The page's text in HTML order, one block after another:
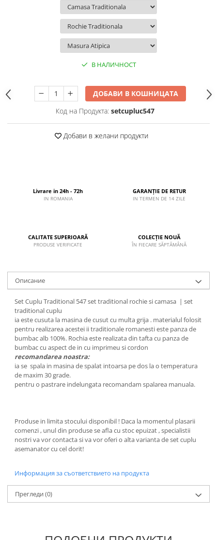
В НАЛИЧНОСТ
ДОБАВИ В КОШНИЦАТА
Код на Продукта: setcupluc547
Добави в желани продукти
Livrare in 24h - 72h
IN ROMANIA
GARANȚIE DE RETUR
IN TERMEN DE 14 ZILE
CALITATE SUPERIOARĂ
PRODUSE VERIFICATE
COLECȚIE NOUĂ
ÎN FIECARE SĂPTĂMÂNĂ
Описание
Set Cuplu Traditional 547 set traditional rochie si camasa | set
traditional cuplu
ia este cusuta la masina de cusut cu multa grija . materialul folosit
pentru realizarea acestei ii traditionale romanesti este panza de
bumbac alb 100%. Rochia este realizata din tafta cu panza de
bumbac cu aspect de in cu imprimeu si cordon
recomandarea noastra:
ia se spala in masina de spalat intoarsa pe dos la o temperatura
de maxim 30 grade.
pentru o pastrare indelungata recomandam spalarea manuala.
Produse in limita stocului disponibil ! Daca la momentul plasarii
comenzi , unul din produse se afla cu stoc epuizat , specialistii
nostri va vor contacta si va vor oferi o alta varianta de set cuplu
asemanator cu cel dorit!
Информация за съответствието на продукта
Прегледи (0)